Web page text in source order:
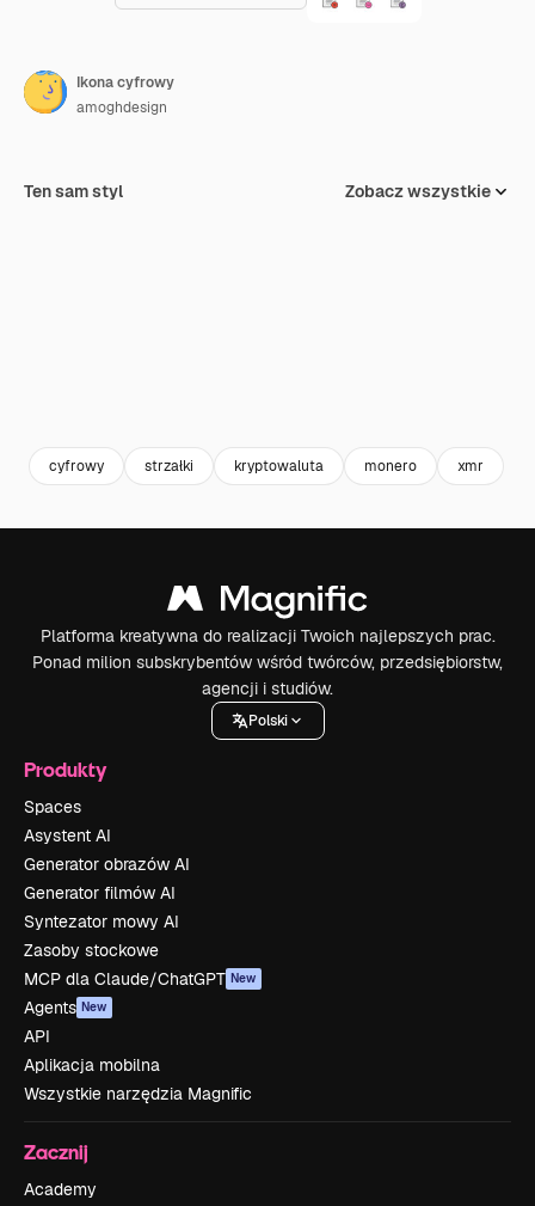
Ikona cyfrowy
amoghdesign
Ten sam styl Zobacz wszystkie
cyfrowy strzałki kryptowaluta monero xmr
Platforma kreatywna do realizacji Twoich najlepszych prac.
Ponad milion subskrybentów wśród twórców, przedsiębiorstw,
agencji i studiów.
Polski
Produkty
Spaces
Asystent AI
Generator obrazów AI
Generator filmów AI
Syntezator mowy AI
Zasoby stockowe
MCP dla Claude/ChatGPT New
Agents New
API
Aplikacja mobilna
Wszystkie narzędzia Magnific
Zacznij
Academy